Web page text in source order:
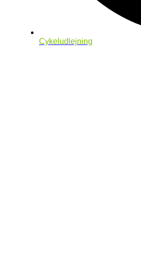
Cykeludlejning